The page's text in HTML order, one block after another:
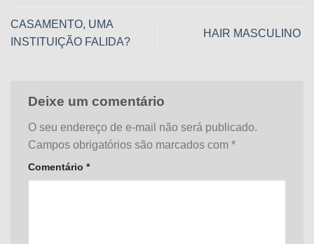
CASAMENTO, UMA
INSTITUIÇÃO FALIDA?
HAIR MASCULINO
Deixe um comentário
O seu endereço de e-mail não será publicado.
Campos obrigatórios são marcados com *
Comentário *